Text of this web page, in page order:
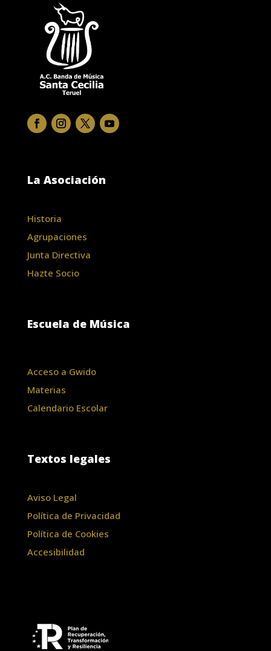
La Asociación
Historia
Agrupaciones
Junta Directiva
Hazte Socio
Escuela de Música
Acceso a Gwido
Materias
Calendario Escolar
Textos legales
Aviso Legal
Política de Privacidad
Política de Cookies
Accesibilidad